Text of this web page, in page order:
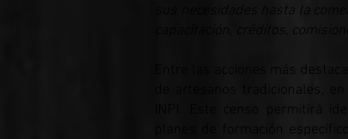
sus necesidades hasta la
capacitación, créditos,
Entre las acciones más
de artesanos tradicionales,
INPI. Este censo permitirá
planes de formación